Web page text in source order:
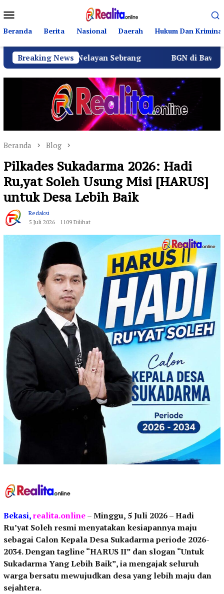
ke
kontenMobile
Beranda Berita Nasional Daerah Hukum Dan Kriminal
Breaking News
Nelayan Sebrang BGN di Bawah Sudaryono
Beranda Blog
Pilkades Sukadarma 2026: Hadi
Ru,yat Soleh Usung Misi [HARUS]
untuk Desa Lebih Baik
Redaksi
5 Juli 2026
1109 Dilihat
Bekasi,realita.online–Minggu, 5 Juli 2026 – Hadi
Ru’yat Soleh resmi menyatakan kesiapannya maju
sebagai Calon Kepala Desa Sukadarma periode 2026-
2034. Dengan tagline “HARUS II” dan slogan “Untuk
Sukadarma Yang Lebih Baik”, ia mengajak seluruh
warga bersatu mewujudkan desa yang lebih maju dan
sejahtera.